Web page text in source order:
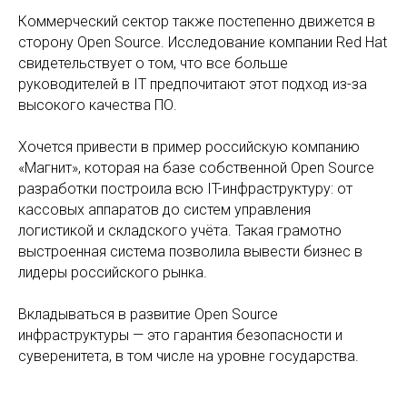
Коммерческий сектор также постепенно движется в
сторону Open Source. Исследование компании Red Hat
свидетельствует о том, что все больше
руководителей в IT предпочитают этот подход из-за
высокого качества ПО.
Хочется привести в пример российскую компанию
«Магнит», которая на базе собственной Open Source
разработки построила всю IT-инфраструктуру: от
кассовых аппаратов до систем управления
логистикой и складского учёта. Такая грамотно
выстроенная система позволила вывести бизнес в
лидеры российского рынка.
Вкладываться в развитие Open Source
инфраструктуры — это гарантия безопасности и
суверенитета, в том числе на уровне государства.